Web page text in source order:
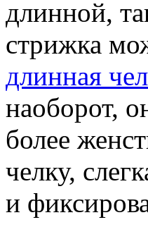
длинной,
стрижка
длинная
наоборот,
более
челку,
и